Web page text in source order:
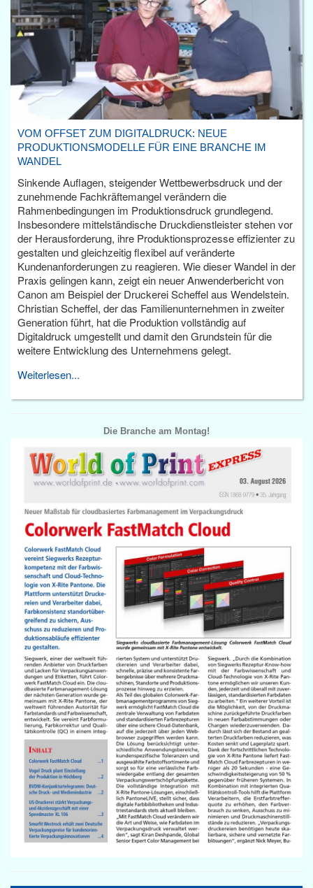
VOM OFFSET ZUM DIGITALDRUCK: NEUE
PRODUKTIONSMODELLE FÜR EINE BRANCHE IM
WANDEL
Sinkende Auflagen, steigender Wettbewerbsdruck und der
zunehmende Fachkräftemangel verändern die
Rahmenbedingungen im Produktionsdruck grundlegend.
Insbesondere mittelständische Druckdienstleister stehen vor
der Herausforderung, ihre Produktionsprozesse effizienter zu
gestalten und gleichzeitig flexibel auf veränderte
Kundenanforderungen zu reagieren. Wie dieser Wandel in der
Praxis gelingen kann, zeigt ein neuer Anwenderbericht von
Canon am Beispiel der Druckerei Scheffel aus Wendelstein.
Christian Scheffel, der das Familienunternehmen in zweiter
Generation führt, hat die Produktion vollständig auf
Digitaldruck umgestellt und damit den Grundstein für die
weitere Entwicklung des Unternehmens gelegt.
Weiterlesen...
Die Branche am Montag!